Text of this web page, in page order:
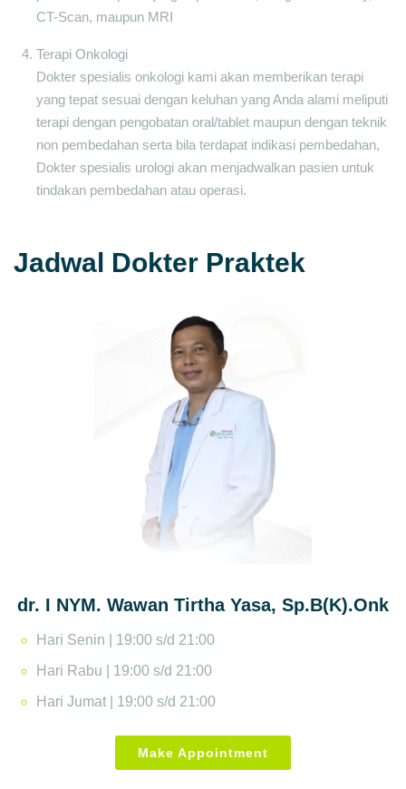
CT-Scan, maupun MRI
Terapi Onkologi
Dokter spesialis onkologi kami akan memberikan terapi
yang tepat sesuai dengan keluhan yang Anda alami meliputi
terapi dengan pengobatan oral/tablet maupun dengan teknik
non pembedahan serta bila terdapat indikasi pembedahan,
Dokter spesialis urologi akan menjadwalkan pasien untuk
tindakan pembedahan atau operasi.
Jadwal Dokter Praktek
dr. I NYM. Wawan Tirtha Yasa, Sp.B(K).Onk
Hari Senin | 19:00 s/d 21:00
Hari Rabu | 19:00 s/d 21:00
Hari Jumat | 19:00 s/d 21:00
Make Appointment